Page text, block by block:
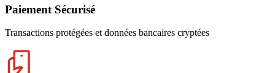
Paiement Sécurisé
Transactions protégées et données bancaires cryptées